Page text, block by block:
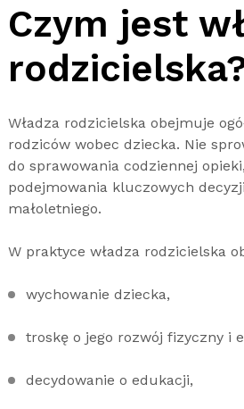
Czym jest
Władza rodzicielska obejmuje
rodziców wobec dziecka. Nie
do sprawowania codziennej
podejmowania kluczowych
małoletniego.
W praktyce władza rodzicielska
wychowanie dziecka,
troskę o jego rozwój fizyczny i
decydowanie o edukacji,